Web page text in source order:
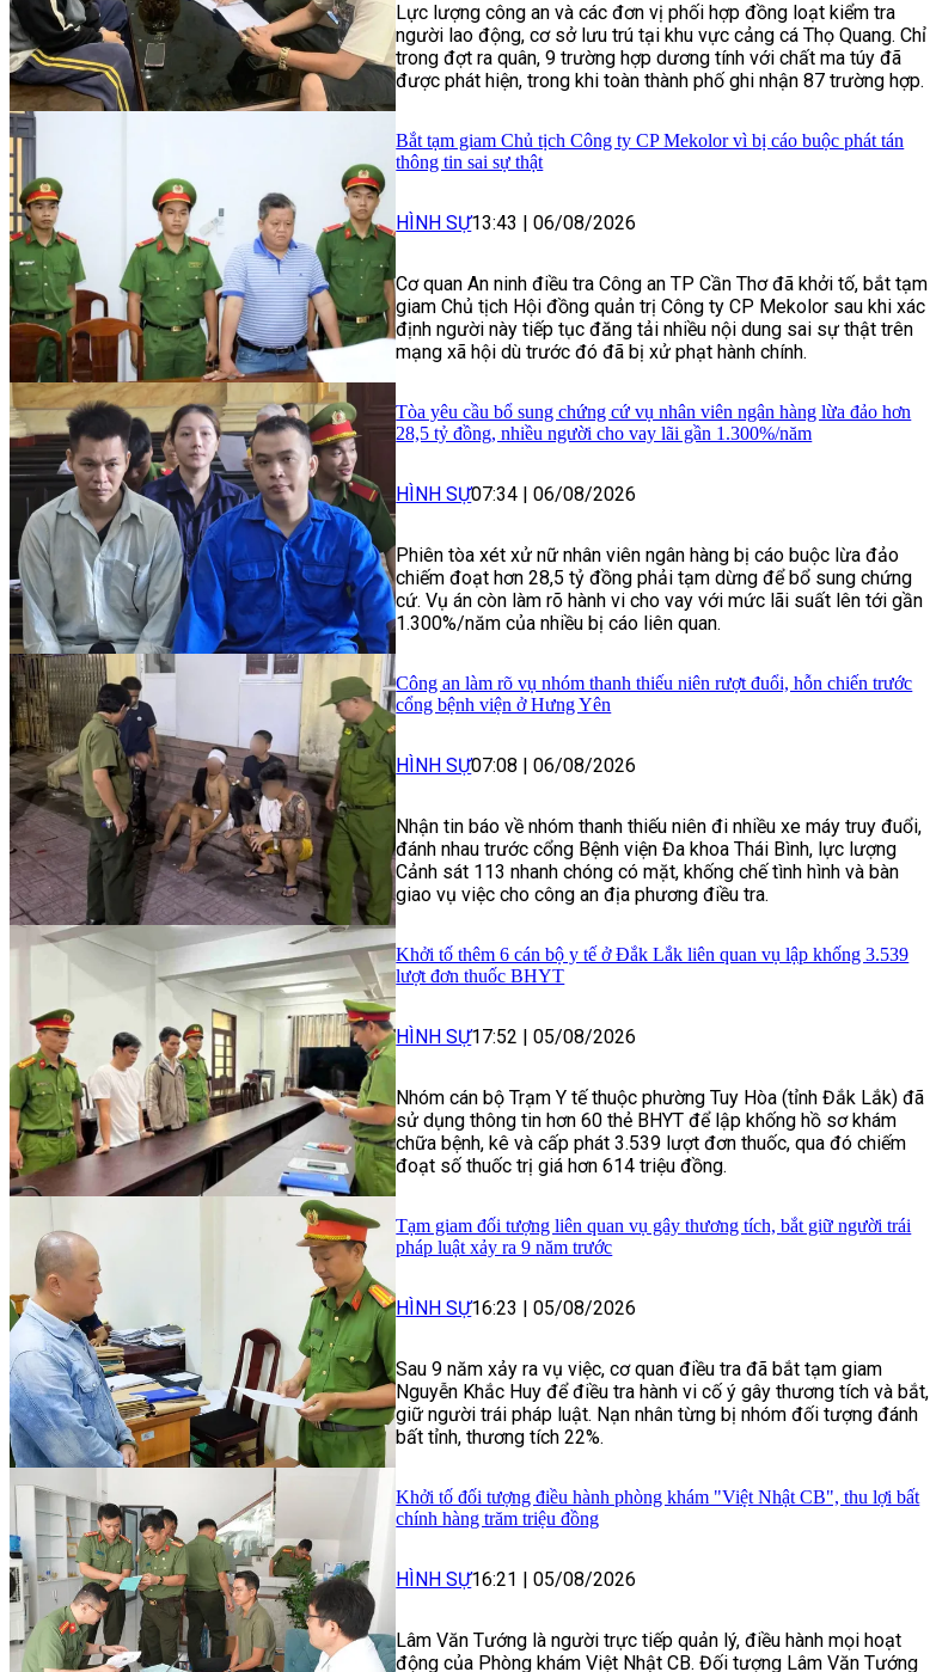
Lực lượng công an và các đơn vị phối hợp đồng loạt kiểm tra
người lao động, cơ sở lưu trú tại khu vực cảng cá Thọ Quang. Chỉ
trong đợt ra quân, 9 trường hợp dương tính với chất ma túy đã
được phát hiện, trong khi toàn thành phố ghi nhận 87 trường hợp.
Bắt tạm giam Chủ tịch Công ty CP Mekolor vì bị cáo buộc phát tán
thông tin sai sự thật
HÌNH SỰ13:43 06/08/2026
Cơ quan An ninh điều tra Công an TP Cần Thơ đã khởi tố, bắt tạm
giam Chủ tịch Hội đồng quản trị Công ty CP Mekolor sau khi xác
định người này tiếp tục đăng tải nhiều nội dung sai sự thật trên
mạng xã hội dù trước đó đã bị xử phạt hành chính.
Tòa yêu cầu bổ sung chứng cứ vụ nhân viên ngân hàng lừa đảo hơn
28,5 tỷ đồng, nhiều người cho vay lãi gần 1.300%/năm
HÌNH SỰ07:34 06/08/2026
Phiên tòa xét xử nữ nhân viên ngân hàng bị cáo buộc lừa đảo
chiếm đoạt hơn 28,5 tỷ đồng phải tạm dừng để bổ sung chứng
cứ. Vụ án còn làm rõ hành vi cho vay với mức lãi suất lên tới gần
1.300%/năm của nhiều bị cáo liên quan.
Công an làm rõ vụ nhóm thanh thiếu niên rượt đuổi, hỗn chiến trước
cổng bệnh viện ở Hưng Yên
HÌNH SỰ07:08 06/08/2026
Nhận tin báo về nhóm thanh thiếu niên đi nhiều xe máy truy đuổi,
đánh nhau trước cổng Bệnh viện Đa khoa Thái Bình, lực lượng
Cảnh sát 113 nhanh chóng có mặt, khống chế tình hình và bàn
giao vụ việc cho công an địa phương điều tra.
Khởi tố thêm 6 cán bộ y tế ở Đắk Lắk liên quan vụ lập khống 3.539
lượt đơn thuốc BHYT
HÌNH SỰ17:52 05/08/2026
Nhóm cán bộ Trạm Y tế thuộc phường Tuy Hòa (tỉnh Đắk Lắk) đã
sử dụng thông tin hơn 60 thẻ BHYT để lập khống hồ sơ khám
chữa bệnh, kê và cấp phát 3.539 lượt đơn thuốc, qua đó chiếm
đoạt số thuốc trị giá hơn 614 triệu đồng.
Tạm giam đối tượng liên quan vụ gây thương tích, bắt giữ người trái
pháp luật xảy ra 9 năm trước
HÌNH SỰ16:23 05/08/2026
Sau 9 năm xảy ra vụ việc, cơ quan điều tra đã bắt tạm giam
Nguyễn Khắc Huy để điều tra hành vi cố ý gây thương tích và bắt,
giữ người trái pháp luật. Nạn nhân từng bị nhóm đối tượng đánh
bất tỉnh, thương tích 22%.
Khởi tố đối tượng điều hành phòng khám "Việt Nhật CB", thu lợi bất
chính hàng trăm triệu đồng
HÌNH SỰ16:21 05/08/2026
Lâm Văn Tướng là người trực tiếp quản lý, điều hành mọi hoạt
động của Phòng khám Việt Nhật CB. Đối tượng Lâm Văn Tướng